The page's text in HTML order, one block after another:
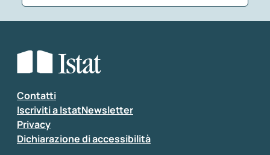
Seleziona la tipologia della segnalazione
Inserisci il tuo commento
Contatti
Iscriviti a IstatNewsletter
Privacy
Dichiarazione di accessibilità